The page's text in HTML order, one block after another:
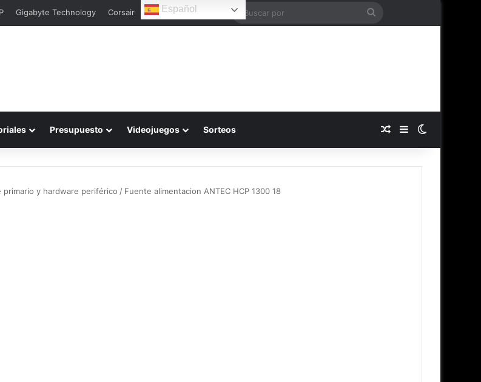
Gigabyte Technology Corsair Español
Buscar
Presupuesto Videojuegos Sorteos Publicación al azar
Barra lateral
y hardware periférico / Fuente alimentacion ANTEC HCP 1300 18